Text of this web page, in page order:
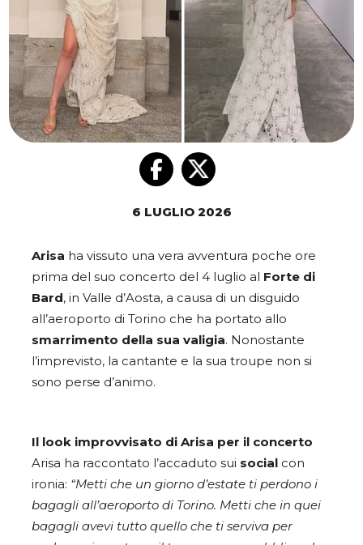
6 LUGLIO 2026
Arisa ha vissuto una vera avventura poche ore
prima del suo concerto del 4 luglio al Forte di
Bard, in Valle d’Aosta, a causa di un disguido
all’aeroporto di Torino che ha portato allo
smarrimento della sua valigia. Nonostante
l’imprevisto, la cantante e la sua troupe non si
sono perse d’animo.
Il look improvvisato di Arisa per il concerto
Arisa ha raccontato l’accaduto sui social con
ironia: “Metti che un giorno d’estate ti perdono i
bagagli all’aeroporto di Torino. Metti che in quei
bagagli avevi tutto quello che ti serviva per